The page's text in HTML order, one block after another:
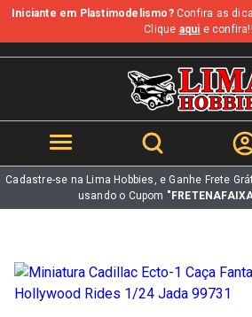
b
Iniciante em Plastimodelismo?Confira as
Clique aqui e confira!!
Cadastre-se na Lima Hobbies, e Ganhe Frete
usando o Cupom